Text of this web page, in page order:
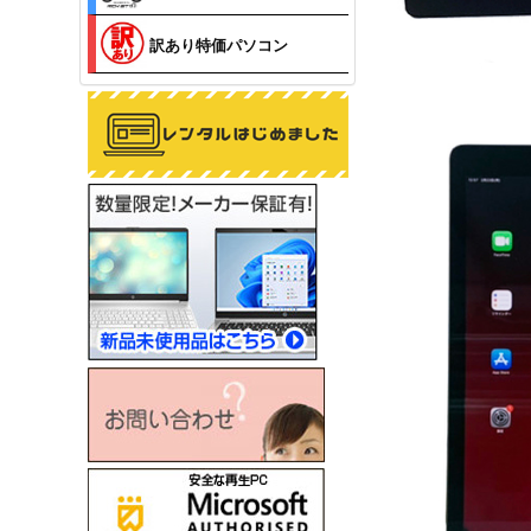
訳あり特価パソコン